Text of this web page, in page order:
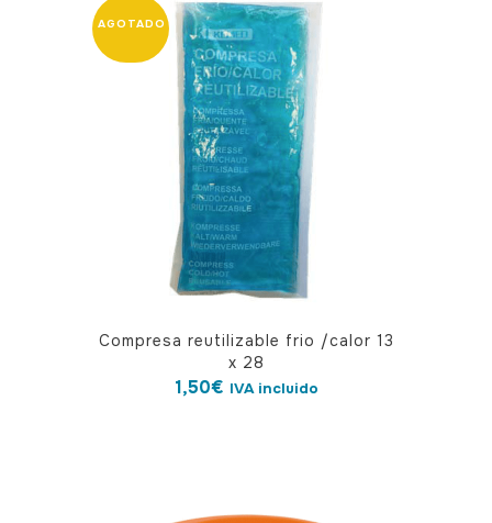
Compresa reutilizable frio /calor 13
x 28
1,50€ IVA incluido